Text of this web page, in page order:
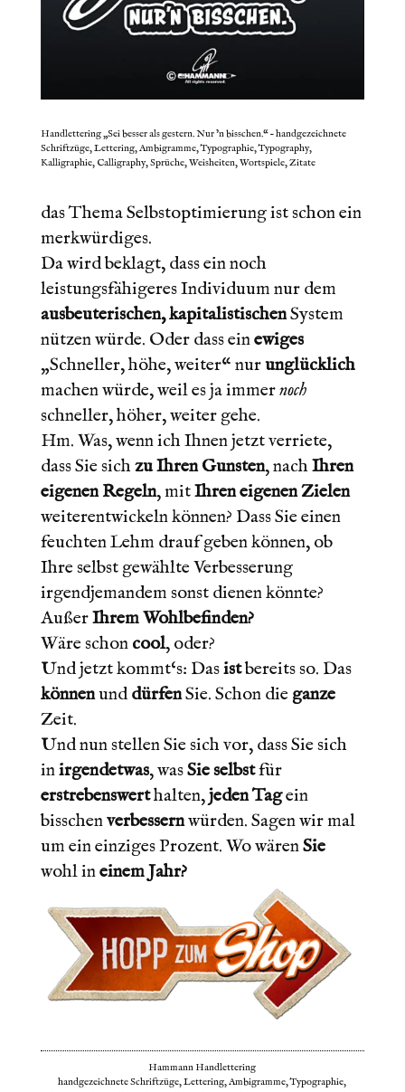
Handlettering „Sei besser als gestern. Nur ’n bisschen.“ – handgezeichnete
Schriftzüge, Lettering, Ambigramme, Typographie, Typography,
Kalligraphie, Calligraphy, Sprüche, Weisheiten, Wortspiele, Zitate
das Thema Selbstoptimierung ist schon ein
merkwürdiges.
Da wird beklagt, dass ein noch
leistungsfähigeres Individuum nur dem
ausbeuterischen, kapitalistischenSystem
nützen würde. Oder dass einewiges
„Schneller, höhe, weiter“ nurunglücklich
machen würde, weil es ja immernoch
schneller, höher, weiter gehe.
Hm. Was, wenn ich Ihnen jetzt verriete,
dass Sie sich zu Ihren Gunsten, nach Ihren
eigenen Regeln, mitIhren eigenen Zielen
weiterentwickeln können? Dass Sie einen
feuchten Lehm drauf geben können, ob
Ihre selbst gewählte Verbesserung
irgendjemandem sonst dienen könnte?
AußerIhrem Wohlbefinden?
Wäre schon cool, oder?
Und jetzt kommt‘s: Dasistbereits so. Das
könnenunddürfenSie. Schon die ganze
Zeit.
Und nun stellen Sie sich vor, dass Sie sich
inirgendetwas, wasSie selbstfür
erstrebenswerthalten,jeden Tagein
bisschenverbessernwürden. Sagen wir mal
um ein einziges Prozent. Wo wärenSie
wohl ineinem Jahr?
Hammann Handlettering
handgezeichnete Schriftzüge, Lettering, Ambigramme, Typographie,